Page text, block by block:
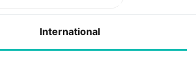
International